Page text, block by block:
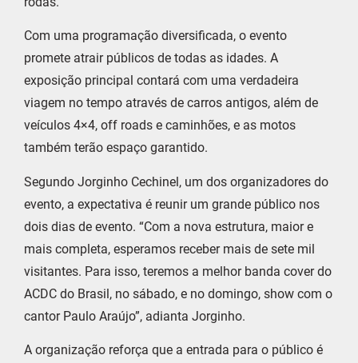
Com uma programação diversificada, o evento
promete atrair públicos de todas as idades. A
exposição principal contará com uma verdadeira
viagem no tempo através de carros antigos, além de
veículos 4×4, off roads e caminhões, e as motos
também terão espaço garantido.
Segundo Jorginho Cechinel, um dos organizadores do
evento, a expectativa é reunir um grande público nos
dois dias de evento. “Com a nova estrutura, maior e
mais completa, esperamos receber mais de sete mil
visitantes. Para isso, teremos a melhor banda cover do
ACDC do Brasil, no sábado, e no domingo, show com o
cantor Paulo Araújo”, adianta Jorginho.
A organização reforça que a entrada para o público é